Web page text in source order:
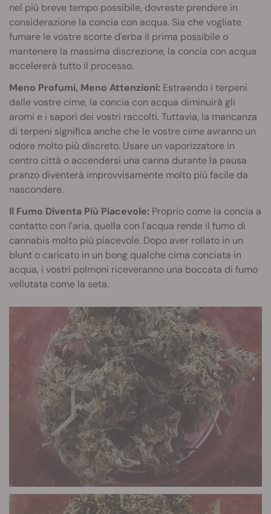
nel più breve tempo possibile, dovreste prendere in
considerazione la concia con acqua. Sia che vogliate
fumare le vostre scorte d'erba il prima possibile o
mantenere la massima discrezione, la concia con acqua
accelererà tutto il processo.
Meno Profumi, Meno Attenzioni: Estraendo i terpeni
dalle vostre cime, la concia con acqua diminuirà gli
aromi e i sapori dei vostri raccolti. Tuttavia, la mancanza
di terpeni significa anche che le vostre cime avranno un
odore molto più discreto. Usare un vaporizzatore in
centro città o accendersi una canna durante la pausa
pranzo diventerà improvvisamente molto più facile da
nascondere.
Il Fumo Diventa Più Piacevole: Proprio come la concia a
contatto con l'aria, quella con l'acqua rende il fumo di
cannabis molto più piacevole. Dopo aver rollato in un
blunt o caricato in un bong qualche cima conciata in
acqua, i vostri polmoni riceveranno una boccata di fumo
vellutata come la seta.